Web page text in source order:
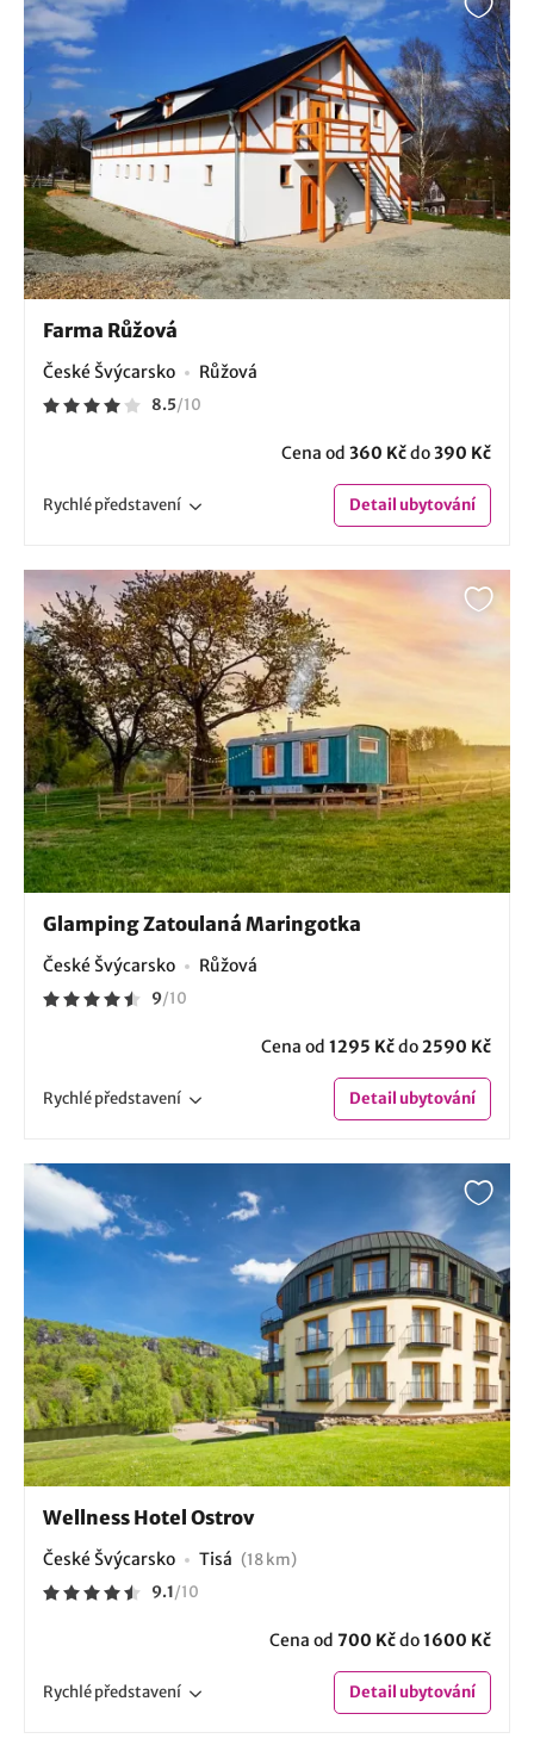
Farma Růžová
České Švýcarsko Růžová
8.5/10
Cena od 360 Kčdo390 Kč
Rychlépředstavení Detailubytování
Glamping Zatoulaná Maringotka
České Švýcarsko Růžová
9/10
Cena od 1295 Kčdo2590 Kč
Rychlépředstavení Detailubytování
Wellness Hotel Ostrov
České Švýcarsko Tisá (18 km)
9.1/10
Cena od 700 Kčdo1600 Kč
Rychlépředstavení Detailubytování